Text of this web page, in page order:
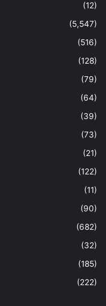
(12)
(5,547)
(516)
(128)
(79)
(64)
(39)
(73)
(21)
(122)
(11)
(90)
(682)
(32)
(185)
(222)